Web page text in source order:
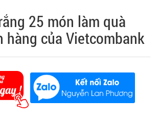
25 món làm quà
hàng của Vietcombank